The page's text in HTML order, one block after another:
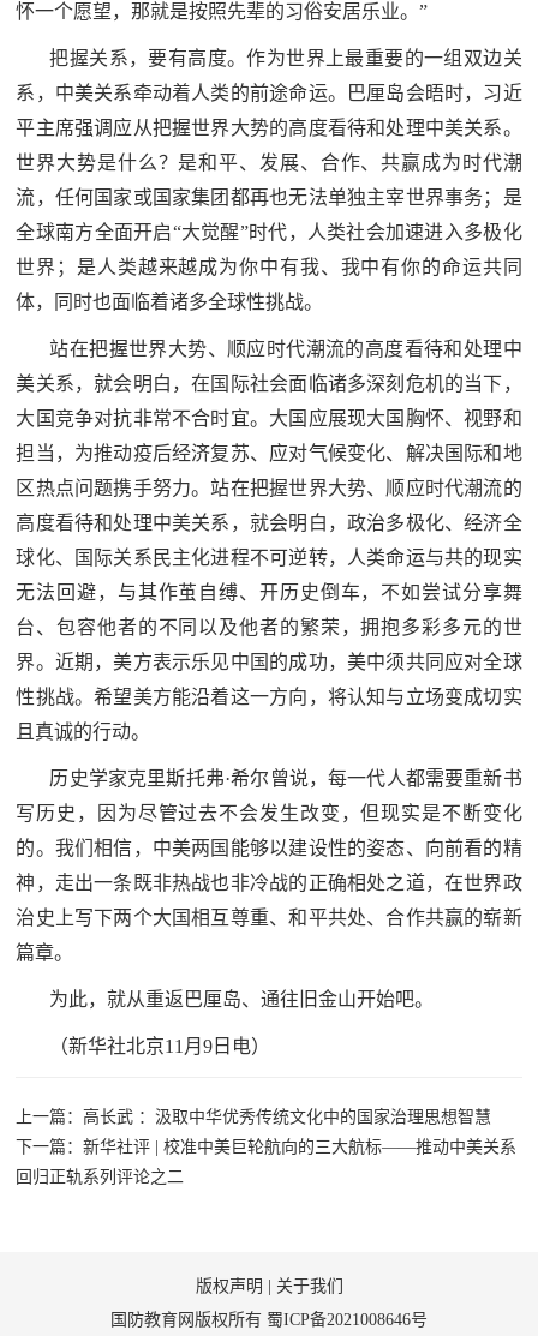
服
务
防
文
化
国
防
红
文
旅
文
旅
关
于
我
们
怀一个愿望，那就是按照先辈的习俗安居乐业。”
把握关系，要有高度。作为世界上最重要的一组双边关
系，中美关系牵动着人类的前途命运。巴厘岛会晤时，习近
平主席强调应从把握世界大势的高度看待和处理中美关系。
世界大势是什么？是和平、发展、合作、共赢成为时代潮
流，任何国家或国家集团都再也无法单独主宰世界事务；是
全球南方全面开启“大觉醒”时代，人类社会加速进入多极化
世界；是人类越来越成为你中有我、我中有你的命运共同
体，同时也面临着诸多全球性挑战。
站在把握世界大势、顺应时代潮流的高度看待和处理中
美关系，就会明白，在国际社会面临诸多深刻危机的当下，
大国竞争对抗非常不合时宜。大国应展现大国胸怀、视野和
担当，为推动疫后经济复苏、应对气候变化、解决国际和地
区热点问题携手努力。站在把握世界大势、顺应时代潮流的
高度看待和处理中美关系，就会明白，政治多极化、经济全
球化、国际关系民主化进程不可逆转，人类命运与共的现实
无法回避，与其作茧自缚、开历史倒车，不如尝试分享舞
台、包容他者的不同以及他者的繁荣，拥抱多彩多元的世
界。近期，美方表示乐见中国的成功，美中须共同应对全球
性挑战。希望美方能沿着这一方向，将认知与立场变成切实
且真诚的行动。
历史学家克里斯托弗·希尔曾说，每一代人都需要重新书
写历史，因为尽管过去不会发生改变，但现实是不断变化
的。我们相信，中美两国能够以建设性的姿态、向前看的精
神，走出一条既非热战也非冷战的正确相处之道，在世界政
治史上写下两个大国相互尊重、和平共处、合作共赢的崭新
篇章。
为此，就从重返巴厘岛、通往旧金山开始吧。
（新华社北京11月9日电）
上一篇：高长武 ：汲取中华优秀传统文化中的国家治理思想智慧
下一篇：新华社评 | 校准中美巨轮航向的三大航标——推动中美关系
回归正轨系列评论之二
版权声明
关于我们
国防教育网版权所有 蜀ICP备2021008646号